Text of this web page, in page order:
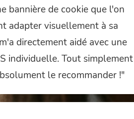
bannière de cookie que l'on
adapter visuellement à sa
directement aidé avec une
individuelle. Tout simplement
le recommander !"